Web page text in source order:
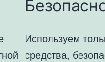
Используем
средства,